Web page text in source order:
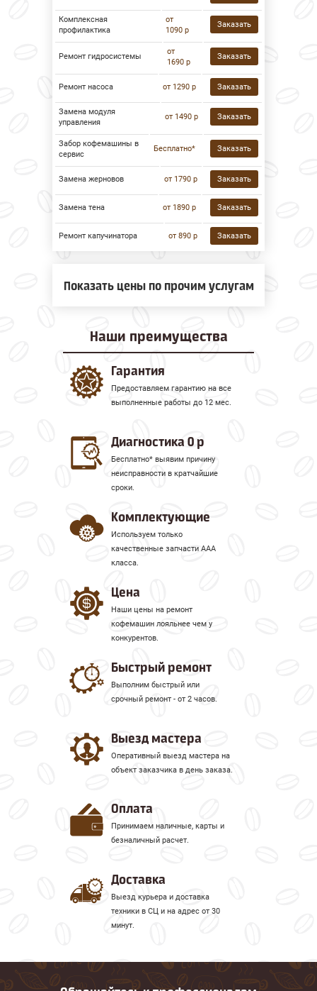
Комплексная
профилактика
от
1090 р
Заказать
Ремонт гидросистемы
от
1690 р
Заказать
Ремонт насоса от 1290 р Заказать
Замена модуля
управления
от 1490 р Заказать
Забор кофемашины в
сервис
Бесплатно* Заказать
Замена жерновов от 1790 р Заказать
Замена тена от 1890 р Заказать
Ремонт капучинатора от 890 р Заказать
Показать цены по прочим услугам
Наши преимущества
Гарантия
Предоставляем гарантию на все
выполненные работы до 12 мес.
Диагностика 0 р
Бесплатно* выявим причину
неисправности в кратчайшие
сроки.
Комплектующие
Используем только
качественные запчасти ААА
класса.
Цена
Наши цены на ремонт
кофемашин лояльнее чем у
конкурентов.
Быстрый ремонт
Выполним быстрый или
срочный ремонт - от 2 часов.
Выезд мастера
Оперативный выезд мастера на
объект заказчика в день заказа.
Оплата
Принимаем наличные, карты и
безналичный расчет.
Доставка
Выезд курьера и доставка
техники в СЦ и на адрес от 30
минут.